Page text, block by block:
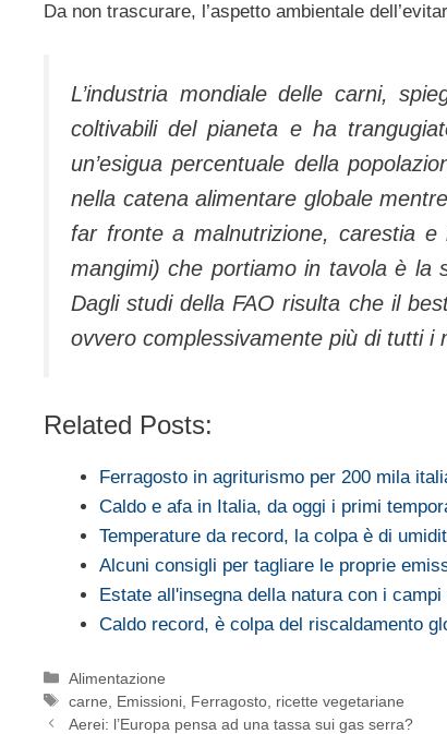
Da non trascurare, l’aspetto ambientale
L’industria mondiale delle carni,
coltivabili del pianeta e ha
un’esigua percentuale della
nella catena alimentare globale
far fronte a malnutrizione, carestia
mangimi) che portiamo in tavola è la
Dagli studi della FAO risulta che il
ovvero complessivamente più di tutti i
Related Posts:
Ferragosto in agriturismo per 200 mila
Caldo e afa in Italia, da oggi i primi
Temperature da record, la colpa è di
Alcuni consigli per tagliare le proprie
Estate all'insegna della natura con i
Caldo record, è colpa del riscaldamento
Categorie
Alimentazione
Tag
carne Emissioni Ferragosto ricette vegetariane
Aerei: l’Europa pensa ad una tassa sui gas serra?